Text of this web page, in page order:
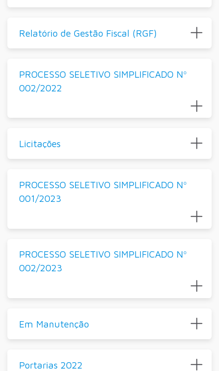
Relatório de Gestão Fiscal (RGF)
PROCESSO SELETIVO SIMPLIFICADO Nº
002/2022
Licitações
PROCESSO SELETIVO SIMPLIFICADO Nº
001/2023
PROCESSO SELETIVO SIMPLIFICADO Nº
002/2023
Em Manutenção
Portarias 2022